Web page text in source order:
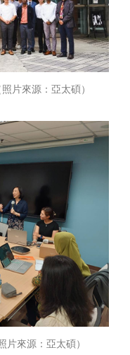
片來源：亞太碩）
來源：亞太碩）